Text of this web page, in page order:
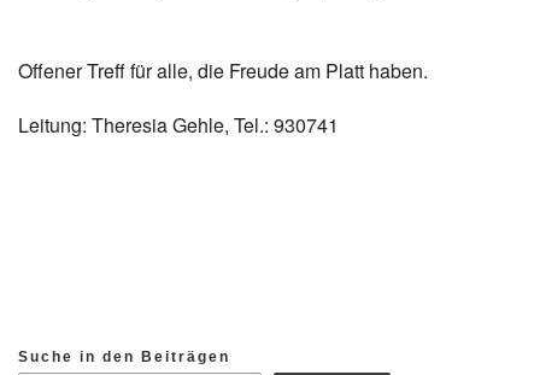
Offener Treff für alle, die Freude am Platt haben.
Leitung: Theresia Gehle, Tel.: 930741
Suche in den Beiträgen